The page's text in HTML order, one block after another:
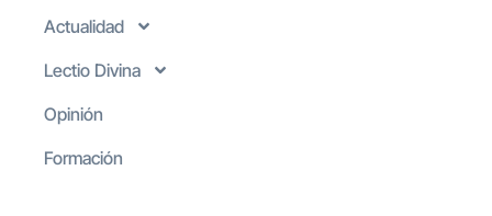
Actualidad
Lectio Divina
Opinión
Formación